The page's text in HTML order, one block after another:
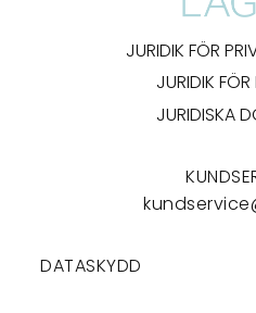
JURIDIK FÖR
JURIDIK
JURIDISKA
DATASKYDD